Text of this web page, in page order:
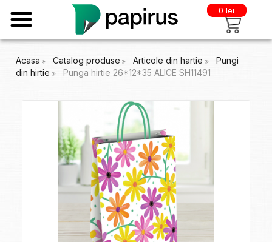
0 lei
Acasa Catalog produse Articole din hartie
Pungi
din hirtie
Punga hirtie 26*12*35 ALICE SH11491